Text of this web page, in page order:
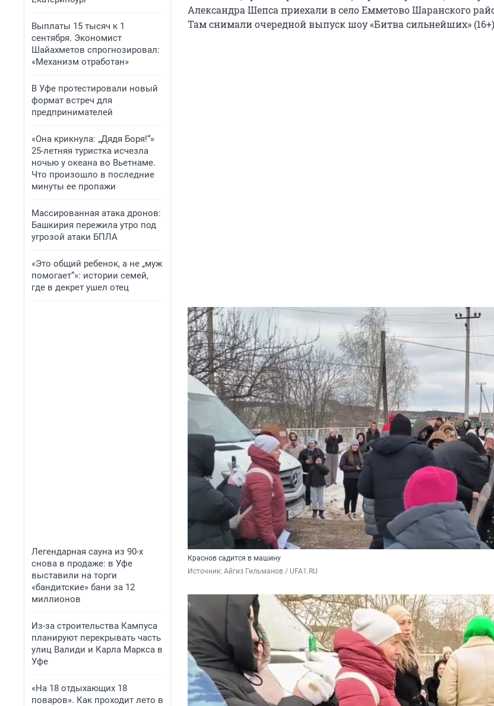
Выплаты 15 тысяч к 1
сентября. Экономист
Шайахметов спрогнозировал:
«Механизм отработан»
В Уфе протестировали новый
формат встреч для
предпринимателей
«Она крикнула: „Дядя Боря!“»
25-летняя туристка исчезла
ночью у океана во Вьетнаме.
Что произошло в последние
минуты ее пропажи
Массированная атака дронов:
Башкирия пережила утро под
угрозой атаки БПЛА
«Это общий ребенок, а не „муж
помогает“»: истории семей,
где в декрет ушел отец
Легендарная сауна из 90-х
снова в продаже: в Уфе
выставили на торги
«бандитские» бани за 12
миллионов
Из-за строительства Кампуса
планируют перекрывать часть
улиц Валиди и Карла Маркса в
Уфе
«На 18 отдыхающих 18
поваров». Как проходит лето в
Александра Шепса приехали в село Емметово Шаранского
Там снимали очередной выпуск шоу «Битва сильнейших»
Краснов садится в машину
Источник: Айгиз Гильманов / UFA1.RU